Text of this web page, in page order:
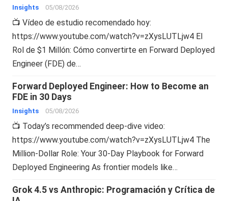
Insights 05/08/2026
📺 Vídeo de estudio recomendado hoy:
https://www.youtube.com/watch?v=zXysLUTLjw4 El
Rol de $1 Millón: Cómo convertirte en Forward Deployed
Engineer (FDE) de…
Forward Deployed Engineer: How to Become an
FDE in 30 Days
Insights 05/08/2026
📺 Today’s recommended deep-dive video:
https://www.youtube.com/watch?v=zXysLUTLjw4 The
Million-Dollar Role: Your 30-Day Playbook for Forward
Deployed Engineering As frontier models like…
Grok 4.5 vs Anthropic: Programación y Crítica de